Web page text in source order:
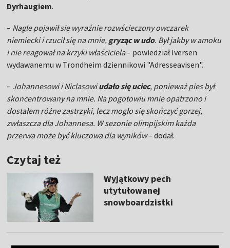
Dyrhaugiem.
– Nagle pojawił się wyraźnie rozwścieczony owczarek
niemiecki i rzucił się na mnie, gryząc w udo. Był jakby w amoku
i nie reagował na krzyki właściciela– powiedział Iversen
wydawanemu w Trondheim dziennikowi "Adresseavisen".
– Johannesowi i Niclasowiudało się uciec, ponieważ pies był
skoncentrowany na mnie. Na pogotowiu mnie opatrzono i
dostałem różne zastrzyki, lecz mogło się skończyć gorzej,
zwłaszcza dla Johannesa. W sezonie olimpijskim każda
przerwa może być kluczowa dla wyników– dodał.
Czytaj też
Wyjątkowy pech
utytułowanej
snowboardzistki